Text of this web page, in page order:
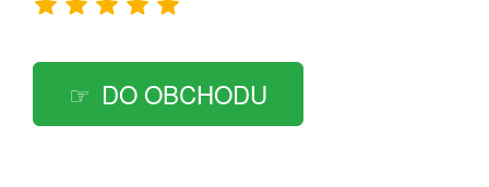
DO OBCHODU